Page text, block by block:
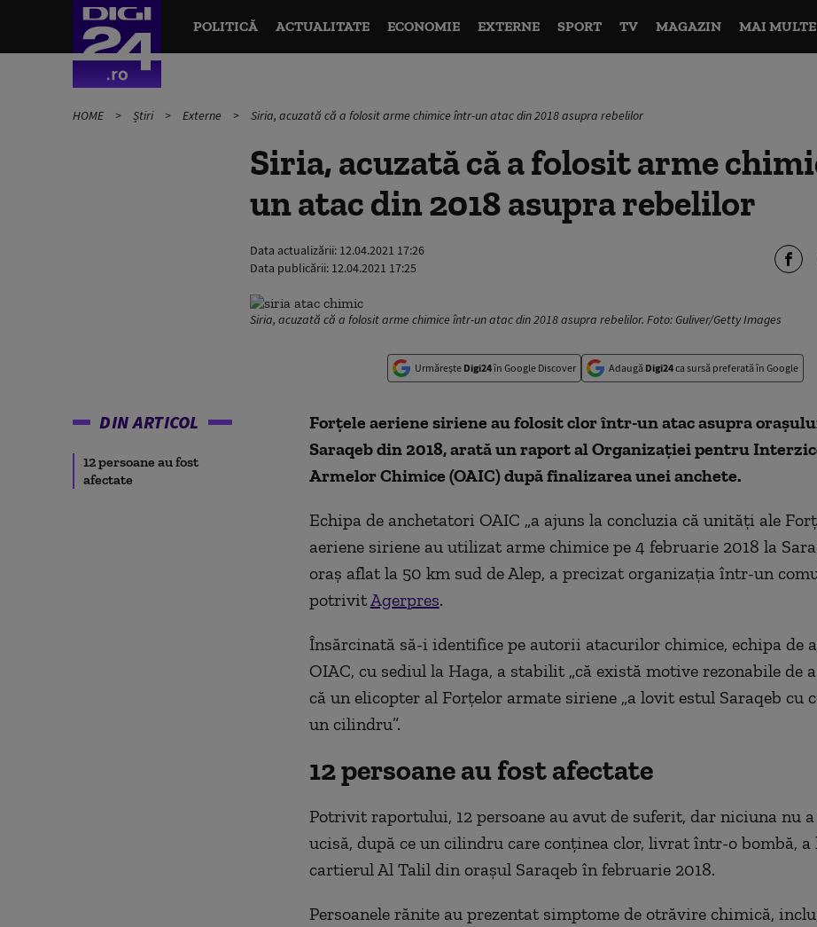
POLITICĂ ACTUALITATE ECONOMIE EXTERNE SPORT TV MAGAZIN MAI MULTE
HOME Știri Externe Siria, acuzată că a folosit arme chimice într-un atac din 2018 asupra rebelilor
Siria, acuzată că a folosit arme
un atac din 2018 asupra rebelilor
Data actualizării: 12.04.2021 17:26
Data publicării: 12.04.2021 17:25
Siria, acuzată că a folosit arme chimice într-un atac din 2018 asupra rebelilor. Foto: Guliver/Getty Images
Urmărește Digi24în Google Discover Adaugă Digi24ca sursă preferată în Google
DIN ARTICOL
12 persoane au fost
afectate
Forțele aeriene siriene au folosit clor într-un atac asupra
Saraqeb din 2018, arată un raport al Organizației pentru
Armelor Chimice (OAIC) după finalizarea unei anchete.
Echipa de anchetatori OAIC „a ajuns la concluzia că unităţi ale
aeriene siriene au utilizat arme chimice pe 4 februarie 2018 la
oraş aflat la 50 km sud de Alep, a precizat organizaţia într-un
potrivitAgerpres.
Însărcinată să-i identifice pe autorii atacurilor chimice, echipa de
OIAC, cu sediul la Haga, a stabilit „că există motive rezonabile de a
că un elicopter al Forţelor armate siriene „a lovit estul Saraqeb cu
un cilindru”.
12 persoane au fost afectate
Potrivit raportului, 12 persoane au avut de suferit, dar niciuna nu
ucisă, după ce un cilindru care conținea clor, livrat într-o bombă,
cartierul Al Talil din orașul Saraqeb în februarie 2018.
Persoanele rănite au prezentat simptome de otrăvire chimică,